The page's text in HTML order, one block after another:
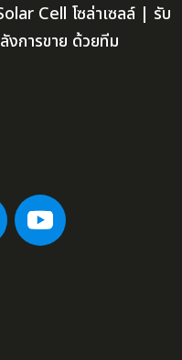
Cell โซล่าเซลล์ | รับ
การขาย ด้วยทีม